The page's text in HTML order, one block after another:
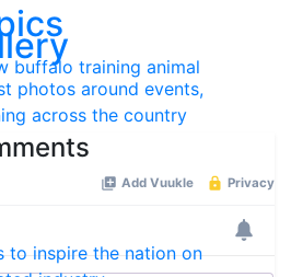
photos around events,
across the country
to inspire the nation on
buffalo training animal